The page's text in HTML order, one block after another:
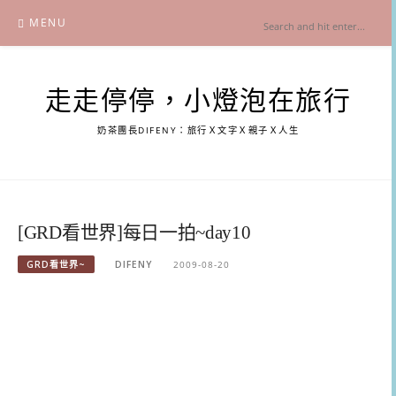
content
MENU
走走停停，小燈泡在旅行
奶茶團長DIFENY：旅行Ｘ文字Ｘ親子Ｘ人生
[GRD看世界]每日一拍~day10
GRD看世界~ DIFENY 2009-08-20